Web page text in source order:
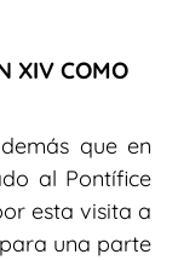
XIV COMO
que en
al Pontífice
esta visita a
una parte